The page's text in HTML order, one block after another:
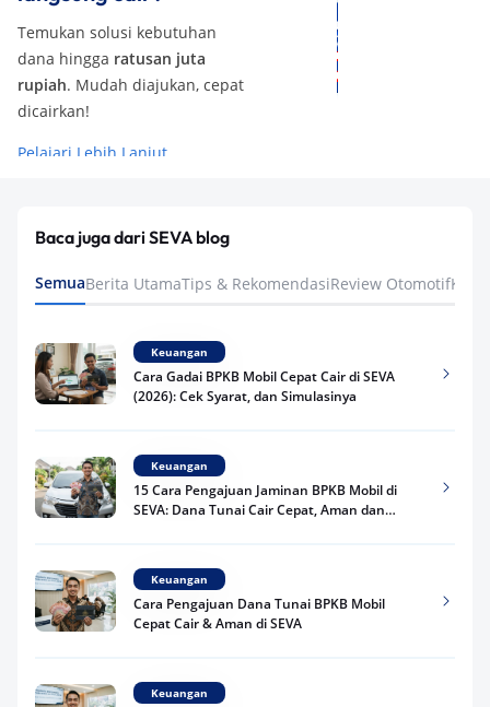
Temukan solusi kebutuhan
dana hingga ratusan juta
rupiah. Mudah diajukan, cepat
dicairkan!
Pelajari Lebih Lanjut
Baca juga dari SEVA blog
SemuaBerita UtamaTips & RekomendasiReview Otomotif
Keuangan
Cara Gadai BPKB Mobil Cepat Cair di SEVA
(2026): Cek Syarat, dan Simulasinya
Keuangan
15 Cara Pengajuan Jaminan BPKB Mobil di
SEVA: Dana Tunai Cair Cepat, Aman dan
Keuangan
Cara Pengajuan Dana Tunai BPKB Mobil
Cepat Cair & Aman di SEVA
Keuangan